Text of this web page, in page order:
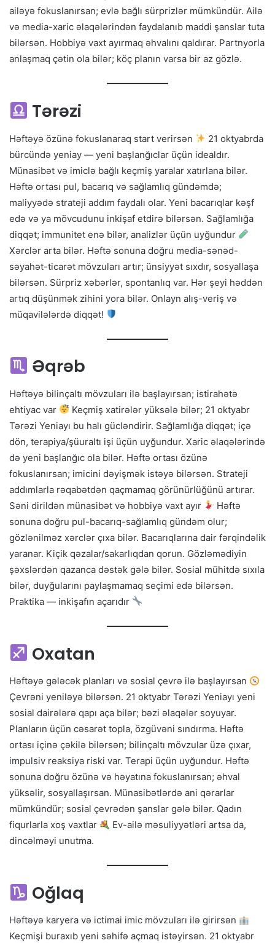
ailəyə fokuslanırsan; evlə bağlı sürprizlər mümkündür. Ailə
və media-xaric əlaqələrindən faydalanıb maddi şanslar tuta
bilərsən. Hobbiyə vaxt ayırmaq əhvalını qaldırar. Partnyorla
anlaşmaq çətin ola bilər; köç planın varsa bir az gözlə.
Tərəzi
Həftəyə özünə fokuslanaraq start verirsən
21 oktyabrda
bürcündə yeniay — yeni başlanğıclar üçün idealdır.
Münasibət və imiclə bağlı keçmiş yaralar xatırlana bilər.
Həftə ortası pul, bacarıq və sağlamlıq gündəmdə;
maliyyədə strateji addım faydalı olar. Yeni bacarıqlar kəşf
edə və ya mövcudunu inkişaf etdirə bilərsən. Sağlamlığa
diqqət; immunitet enə bilər, analizlər üçün uyğundur
Xərclər arta bilər. Həftə sonuna doğru media-sənəd-
səyahət-ticarət mövzuları artır; ünsiyyət sıxdır, sosyallaşa
bilərsən. Sürpriz xəbərlər, spontanlıq var. Hər şeyi həddən
artıq düşünmək zihini yora bilər. Onlayn alış-veriş və
müqavilələrdə diqqət!
Əqrəb
Həftəyə bilinçaltı mövzuları ilə başlayırsan; istirahətə
ehtiyac var
Keçmiş xatirələr yüksələ bilər; 21 oktyabr
Tərəzi Yeniayı bu halı gücləndirir. Sağlamlığa diqqət; içə
dön, terapiya/şüuraltı işi üçün uyğundur. Xaric əlaqələrində
də yeni başlanğıc ola bilər. Həftə ortası özünə
fokuslanırsan; imicini dəyişmək istəyə bilərsən. Strateji
addımlarla rəqabətdən qaçmamaq görünürlüğünü artırar.
Səni dirildən münasibət və hobbiyə vaxt ayır
Həftə
sonuna doğru pul-bacarıq-sağlamlıq gündəm olur;
gözlənilməz xərclər çıxa bilər. Bacarıqlarına dair fərqindəlik
yaranar. Kiçik qəzalar/sakarlıqdan qorun. Gözləmədiyin
şəxslərdən qazanca dəstək gələ bilər. Sosial mühitdə sıxıla
bilər, duyğularını paylaşmamaq seçimi edə bilərsən.
Praktika — inkişafın açarıdır
Oxatan
Həftəyə gələcək planları və sosial çevrə ilə başlayırsan
Çevrəni yeniləyə bilərsən. 21 oktyabr Tərəzi Yeniayı yeni
sosial dairələrə qapı aça bilər; bəzi əlaqələr soyuyar.
Planların üçün cəsarət topla, özgüvəni sındırma. Həftə
ortası içinə çəkilə bilərsən; bilinçaltı mövzular üzə çıxar,
impulsiv reaksiya riski var. Terapi üçün uyğundur. Həftə
sonuna doğru özünə və həyatına fokuslanırsan; əhval
yüksəlir, sosyallaşırsan. Münasibətlərdə ani qərarlar
mümkündür; sosial çevrədən şanslar gələ bilər. Qadın
fiqurlarla xoş vaxtlar
Ev-ailə məsuliyyətləri artsa da,
dincəlməyi unutma.
Oğlaq
Həftəyə karyera və ictimai imic mövzuları ilə girirsən
Keçmişi buraxıb yeni səhifə açmaq istəyirsən. 21 oktyabr